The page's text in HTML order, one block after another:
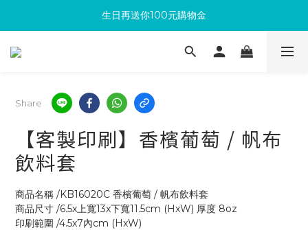
滿300回饋10%購物金
生日再送你100元購物金
加入成為新會員 馬上領取50元購物金
Share
【客製印刷】香檳葡萄 / 帆布
飲料套
商品名稱 /KB16020C 香檳葡萄 / 帆布飲料套
商品尺寸 /6.5x上寬13x下寬11.5cm (HxW) 厚度 8oz
印刷範圍 /4.5x7內cm (HxW)